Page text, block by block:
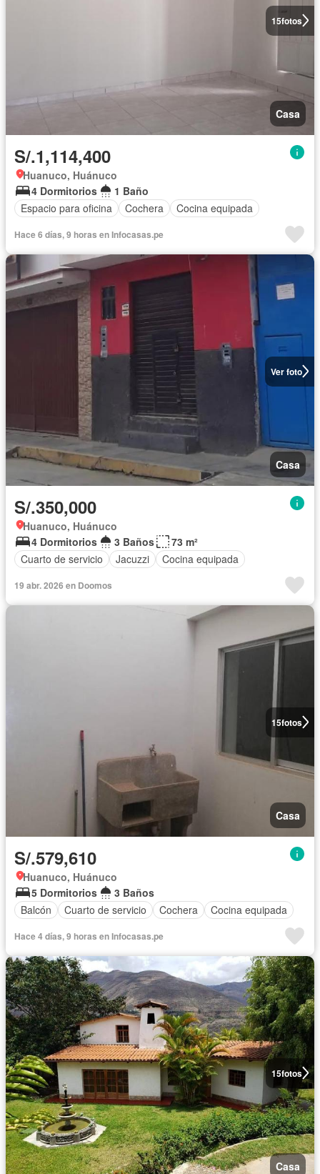
15fotos
Casa
S/.1,114,400
Huanuco, Huánuco
4 Dormitorios
1 Baño
Espacio para oficina
Cochera Cocina equipada
Hace 6 días, 9 horas en Infocasas.pe
Ver foto
Casa
S/.350,000
Huanuco, Huánuco
4 Dormitorios
3 Baños
73 m²
Cuarto de servicio
Jacuzzi Cocina equipada
19 abr. 2026 en Doomos
15fotos
Casa
S/.579,610
Huanuco, Huánuco
5 Dormitorios
3 Baños
Balcón
Cuarto de servicio Cochera Cocina equipada
Hace 4 días, 9 horas en Infocasas.pe
15fotos
Casa